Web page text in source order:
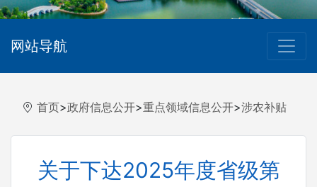
网站导航
首页>政府信息公开>重点领域信息公开>涉农补贴
关于下达2025年度省级第